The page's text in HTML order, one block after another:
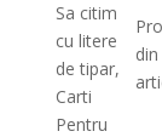
Sa citim
cu litere
de tipar,
Carti
Pentru
din